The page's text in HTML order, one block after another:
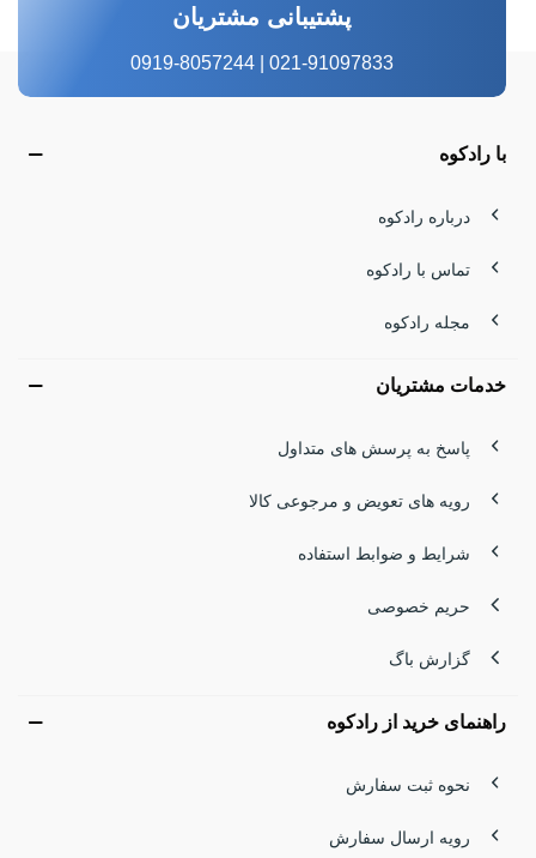
پشتیبانی مشتریان
021-91097833 | 0919-8057244
با رادکوه
درباره رادکوه
تماس با رادکوه
مجله رادکوه
خدمات مشتریان
پاسخ به پرسش های متداول
رویه های تعویض و مرجوعی کالا
شرایط و ضوابط استفاده
حریم خصوصی
گزارش باگ
راهنمای خرید از رادکوه
نحوه ثبت سفارش
رویه ارسال سفارش